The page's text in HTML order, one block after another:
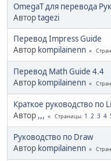
OmegaT для перевода
Авторtagezi
Перевод Impress Guide
Автор kompilainenn
Перевод Math Guide 4.4
Автор kompilainenn
Краткое руководство по
Автор ,,, Страницы 1 2 3 4
Руководство по Draw
Автор kompilainenn